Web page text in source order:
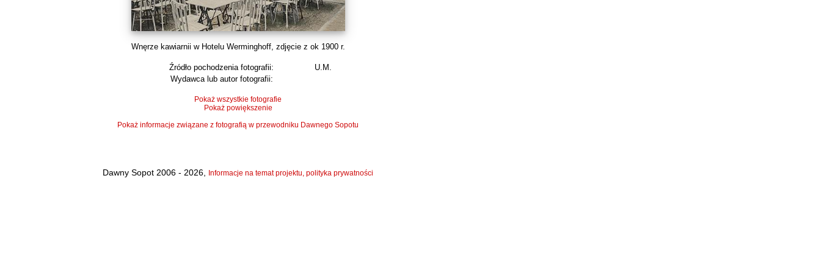
Wnęrze kawiarnii w Hotelu Werminghoff, zdjęcie z ok 1900 r.
Źródło pochodzenia fotografii:
U.M.
Wydawca lub autor fotografii:
Pokaż wszystkie fotografie
Pokaż powiększenie
Pokaż informacje związane z fotografią w przewodniku Dawnego Sopotu
Dawny Sopot 2006 - 2026, Informacje na temat projektu, polityka prywatności